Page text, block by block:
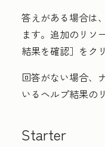
答えがある場合は
ます。追加のリソ
結果を確認］ をク
回答がない場合、
いるヘルプ結果の
Starter